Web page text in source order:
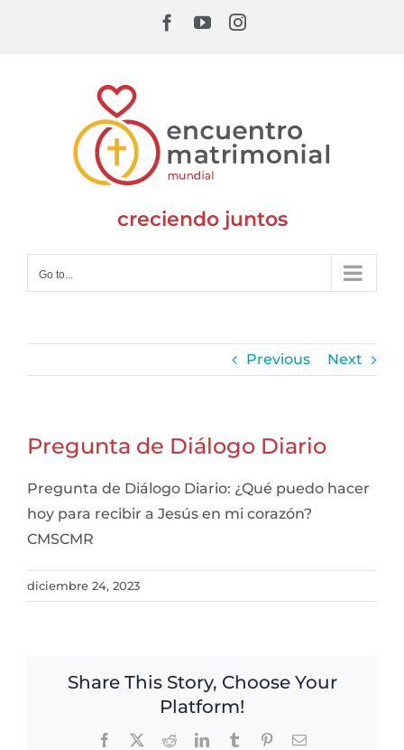
Facebook
YouTubeInstagram
creciendo juntos
Go to...
Previous Next
Pregunta de Diálogo Diario
Pregunta de Diálogo Diario: ¿Qué puedo hacer
hoy para recibir a Jesús en mi corazón?
CMSCMR
diciembre 24, 2023
Share This Story, Choose Your
Platform!
Facebook RedditLinkedInTumblr PinterestEmail